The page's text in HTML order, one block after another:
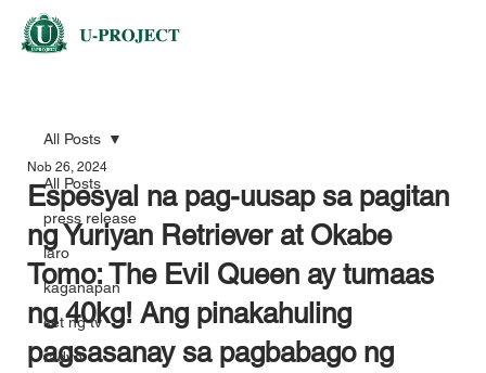
All Posts
press release
laro
kaganapan
set ng tv
radyo
All Posts
Espesyal na pag-uusap sa pagitan
ng Yuriyan Retriever at Okabe
Tomo: The Evil Queen ay tumaas
ng 40kg! Ang pinakahuling
pagsasanay sa pagbabago ng
Nob 26, 2024